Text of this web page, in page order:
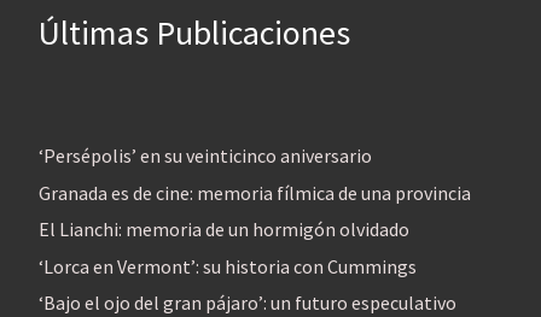
Últimas Publicaciones
‘Persépolis’ en su veinticinco aniversario
Granada es de cine: memoria fílmica de una provincia
El Lianchi: memoria de un hormigón olvidado
‘Lorca en Vermont’: su historia con Cummings
‘Bajo el ojo del gran pájaro’: un futuro especulativo